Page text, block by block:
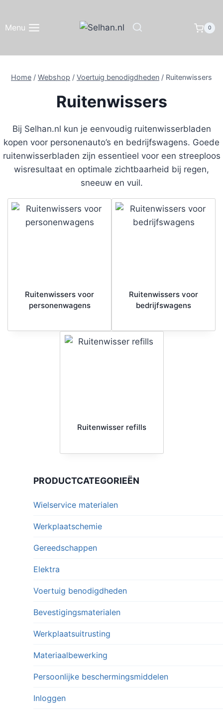
inhoud
Menu 0
Home / Webshop / Voertuig benodigdheden / Ruitenwissers
Ruitenwissers
Bij Selhan.nl kun je eenvoudig ruitenwisserbladen
kopen voor personenauto’s en bedrijfswagens. Goede
ruitenwisserbladen zijn essentieel voor een streeploos
wisresultaat en optimale zichtbaarheid bij regen,
sneeuw en vuil.
Ruitenwissers voor
personenwagens
Ruitenwissers voor
bedrijfswagens
Ruitenwisser refills
PRODUCTCATEGORIEËN
Wielservice materialen
Werkplaatschemie
Gereedschappen
Elektra
Voertuig benodigdheden
Bevestigingsmaterialen
Werkplaatsuitrusting
Materiaalbewerking
Persoonlijke beschermingsmiddelen
Inloggen